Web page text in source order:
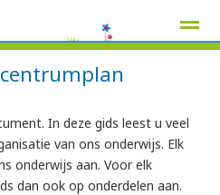
Nieuws Agenda
In deze gids leest u veel
van ons onderwijs. Elk
onderwijs aan. Voor elk
dan ook op onderdelen aan.